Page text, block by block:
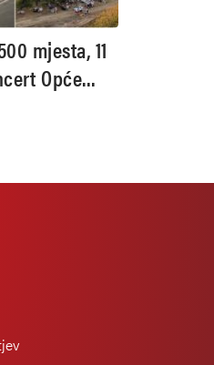
mjesta, 11
Opće